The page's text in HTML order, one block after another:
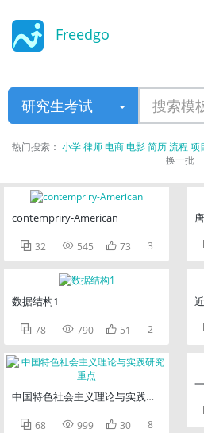
Freedgo
研究生考试
热门搜索： 小学律师电商电影简历流程 项
换一批
contempriry-American
 32  545  73 3
数据结构1
 78  790  51 2
中国特色社会主义理论与实践研究重点
 68  999  30 8